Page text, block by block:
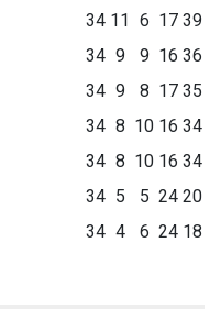
34 11 6 17 39
34 9 9 16 36
34 9 8 17 35
34 8 10 16 34
34 8 10 16 34
34 5 5 24 20
34 4 6 24 18